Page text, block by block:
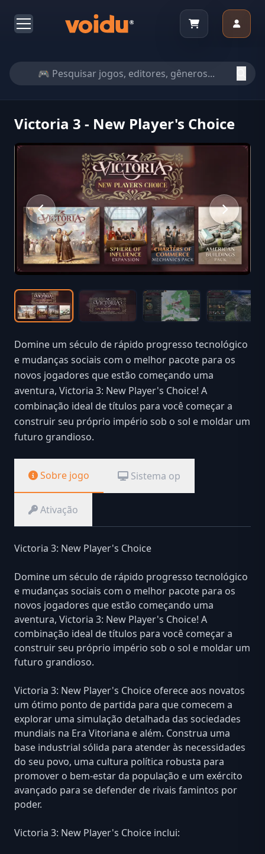
Victoria 3 - New Player's Choice
Domine um século de rápido progresso tecnológico
e mudanças sociais com o melhor pacote para os
novos jogadores que estão começando uma
aventura, Victoria 3: New Player's Choice! A
combinação ideal de títulos para você começar a
construir seu próprio império sob o sol e moldar um
futuro grandioso.
Sobre jogo Sistema op
Ativação
Victoria 3: New Player's Choice
Domine um século de rápido progresso tecnológico
e mudanças sociais com o melhor pacote para os
novos jogadores que estão começando uma
aventura, Victoria 3: New Player's Choice! A
combinação ideal de títulos para você começar a
construir seu próprio império sob o sol e moldar um
futuro grandioso.
Victoria 3: New Player's Choice oferece aos novatos
um ótimo ponto de partida para que comecem a
explorar uma simulação detalhada das sociedades
mundiais na Era Vitoriana e além. Construa uma
base industrial sólida para atender às necessidades
do seu povo, uma cultura política robusta para
promover o bem-estar da população e um exército
avançado para se defender de rivais famintos por
poder.
Victoria 3: New Player's Choice inclui: